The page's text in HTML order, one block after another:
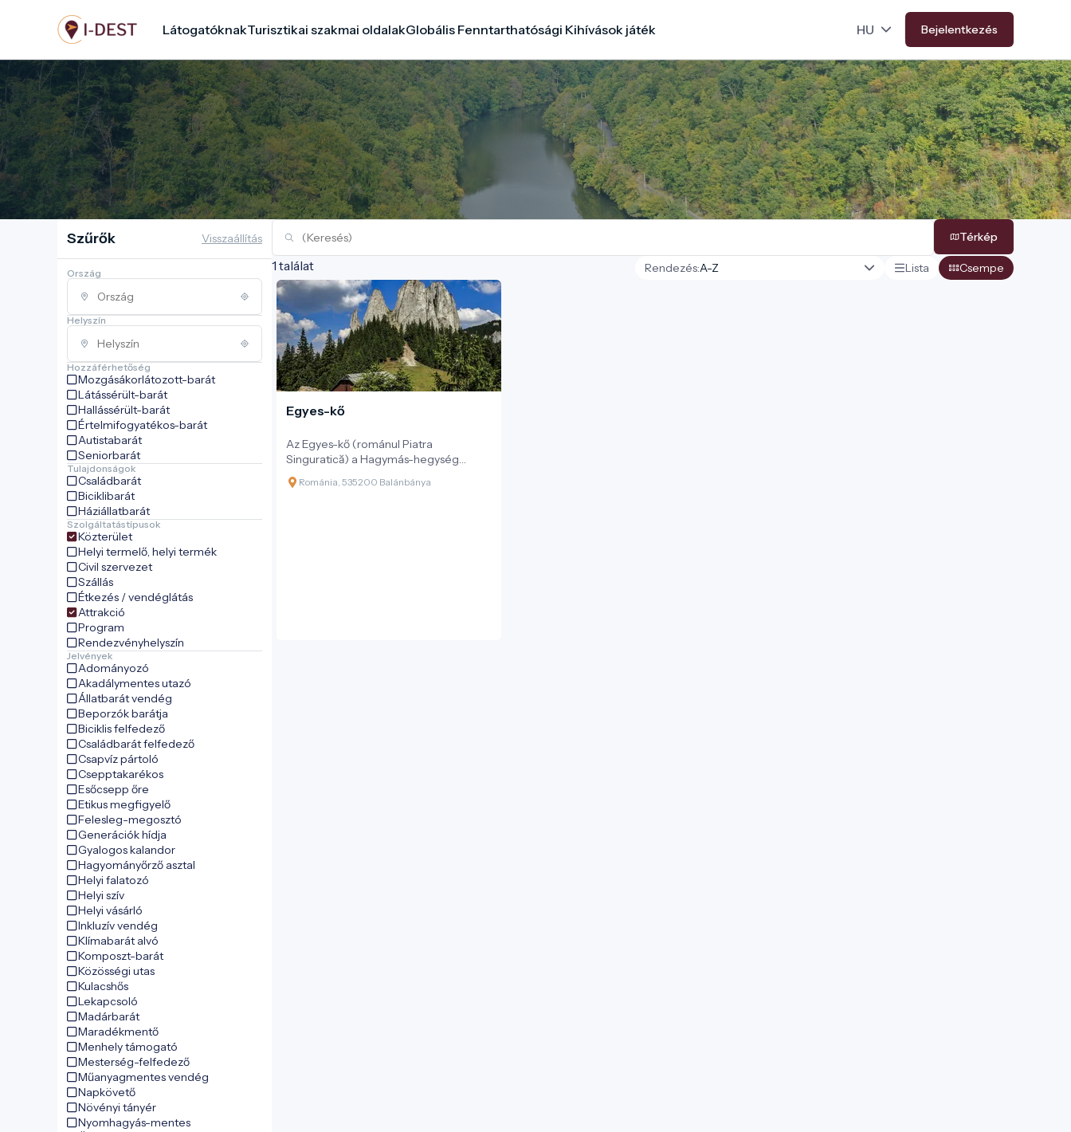
tartalomra
LátogatóknakTurisztikai szakmai oldalakGlobális Fenntarthatósági Kihívások játék Bejelentkezés
Szűrők Visszaállítás
Ország
Helyszín
Hozzáférhetőség
Mozgásákorlátozott-barát
Látássérült-barát
Hallássérült-barát
Értelmifogyatékos-barát
Autistabarát
Seniorbarát
Tulajdonságok
Családbarát
Biciklibarát
Háziállatbarát
Szolgáltatástípusok
Közterület
Helyi termelő, helyi termék
Civil szervezet
Szállás
Étkezés / vendéglátás
Attrakció
Program
Rendezvényhelyszín
Jelvények
Adományozó
Akadálymentes utazó
Állatbarát vendég
Beporzók barátja
Biciklis felfedező
Családbarát felfedező
Csapvíz pártoló
Csepptakarékos
Esőcsepp őre
Etikus megfigyelő
Felesleg-megosztó
Generációk hídja
Gyalogos kalandor
Hagyományőrző asztal
Helyi falatozó
Helyi szív
Helyi vásárló
Inkluzív vendég
Klímabarát alvó
Komposzt-barát
Közösségi utas
Kulacshős
Lekapcsoló
Madárbarát
Maradékmentő
Menhely támogató
Mesterség-felfedező
Műanyagmentes vendég
Napkövető
Növényi tányér
Nyomhagyás-mentes
Térkép
1 találat Rendezés: Lista Csempe
Egyes-kő
Az Egyes-kő (románul Piatra
Singuratică) a Hagymás-hegység
ikonikus sziklatornya, amely 1608
méteres tengerszint feletti
Románia, 535200 Balánbánya